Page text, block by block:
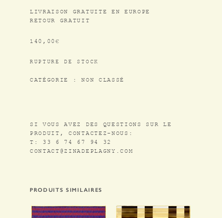
LIVRAISON GRATUITE EN EUROPE
RETOUR GRATUIT
140,00€
RUPTURE DE STOCK
CATÉGORIE :NON CLASSÉ
SI VOUS AVEZ DES QUESTIONS SUR LE
PRODUIT, CONTACTEZ-NOUS:
T: 33 6 74 67 94 32
CONTACT@ZINADEPLAGNY.COM
PRODUITS SIMILAIRES